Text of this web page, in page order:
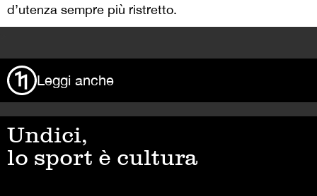
d’utenza sempre più ristretto.
Leggi anche
Undici,
lo sport è cultura